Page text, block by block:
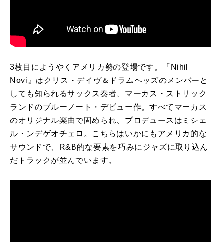
3枚目にようやくアメリカ勢の登場です。『Nihil
Novi』はクリス・デイヴ＆ドラムヘッズのメンバーと
しても知られるサックス奏者、マーカス・ストリック
ランドのブルーノート・デビュー作。すべてマーカス
のオリジナル楽曲で固められ、プロデュースはミシェ
ル・ンデゲオチェロ。こちらはいかにもアメリカ的な
サウンドで、R&B的な要素を巧みにジャズに取り込ん
だトラックが並んでいます。